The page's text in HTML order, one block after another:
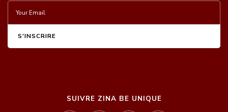
SUIVRE ZINA BE UNIQUE